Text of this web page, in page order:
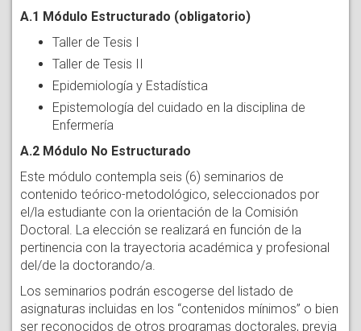
A.1 Módulo Estructurado (obligatorio)
Taller de Tesis I
Taller de Tesis II
Epidemiología y Estadística
Epistemología del cuidado en la disciplina de
Enfermería
A.2 Módulo No Estructurado
Este módulo contempla seis (6) seminarios de
contenido teórico-metodológico, seleccionados por
el/la estudiante con la orientación de la Comisión
Doctoral. La elección se realizará en función de la
pertinencia con la trayectoria académica y profesional
del/de la doctorando/a.
Los seminarios podrán escogerse del listado de
asignaturas incluidas en los “contenidos mínimos” o bien
ser reconocidos de otros programas doctorales, previa